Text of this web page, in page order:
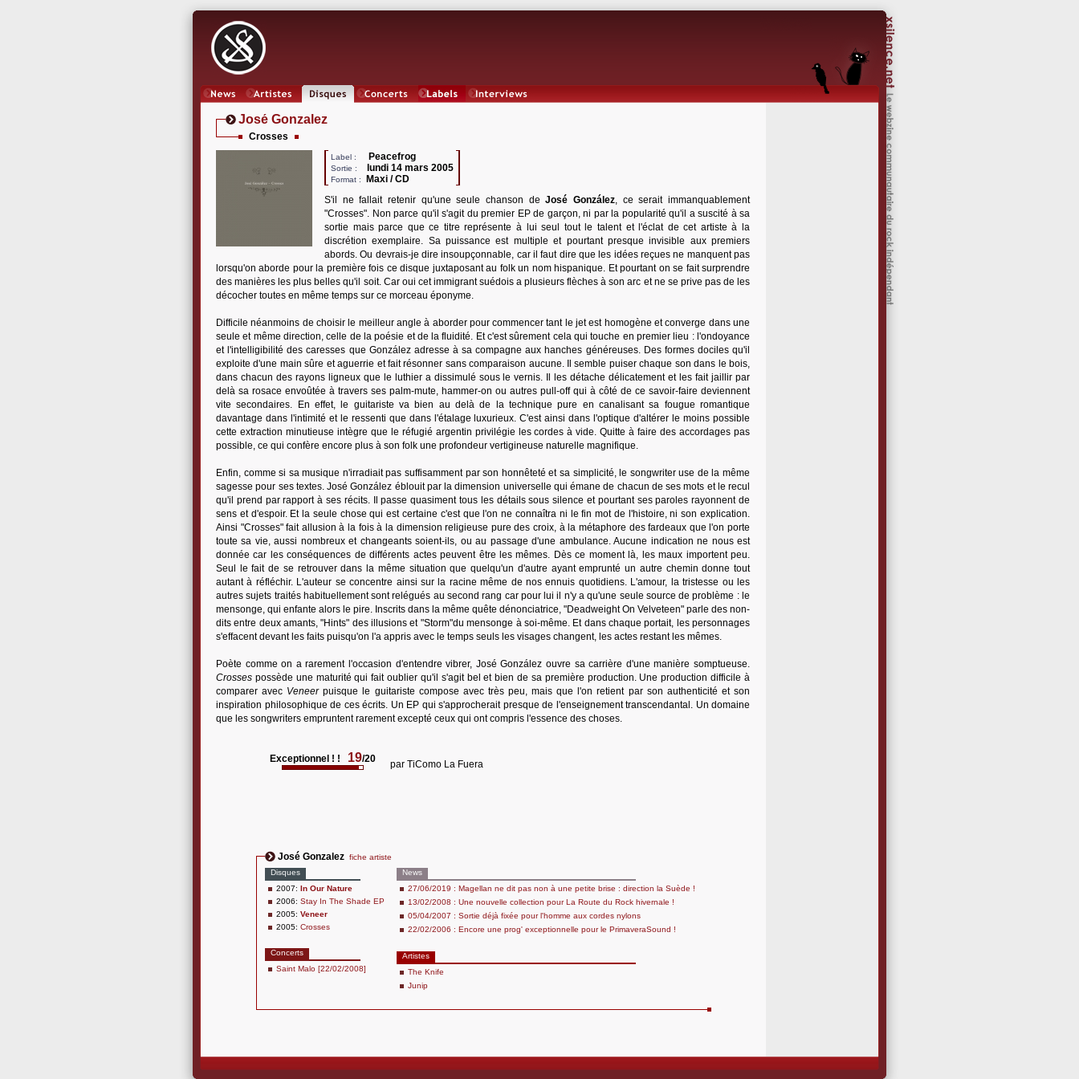
José Gonzalez
Crosses
Label : Peacefrog
Sortie : lundi 14 mars 2005
Format :
Maxi / CD
S'il ne fallait retenir qu'une seule chanson deJosé González, ce serait immanquablement
"Crosses". Non parce qu'il s'agit du premier EP de garçon, ni par la popularité qu'il a suscité à sa
sortie mais parce que ce titre représente à lui seul tout le talent et l'éclat de cet artiste à la
discrétion exemplaire. Sa puissance est multiple et pourtant presque invisible aux premiers
abords. Ou devrais-je dire insoupçonnable, car il faut dire que les idées reçues ne manquent pas
lorsqu'on aborde pour la première fois ce disque juxtaposant au folk un nom hispanique. Et pourtant on se fait surprendre
des manières les plus belles qu'il soit. Car oui cet immigrant suédois a plusieurs flèches à son arc et ne se prive pas de les
décocher toutes en même temps sur ce morceau éponyme.
Difficile néanmoins de choisir le meilleur angle à aborder pour commencer tant le jet est homogène et converge dans une
seule et même direction, celle de la poésie et de la fluidité. Et c'est sûrement cela qui touche en premier lieu : l'ondoyance
et l'intelligibilité des caresses que González adresse à sa compagne aux hanches généreuses. Des formes dociles qu'il
exploite d'une main sûre et aguerrie et fait résonner sans comparaison aucune. Il semble puiser chaque son dans le bois,
dans chacun des rayons ligneux que le luthier a dissimulé sous le vernis. Il les détache délicatement et les fait jaillir par
delà sa rosace envoûtée à travers ses palm-mute, hammer-on ou autres pull-off qui à côté de ce savoir-faire deviennent
vite secondaires. En effet, le guitariste va bien au delà de la technique pure en canalisant sa fougue romantique
davantage dans l'intimité et le ressenti que dans l'étalage luxurieux. C'est ainsi dans l'optique d'altérer le moins possible
cette extraction minutieuse intègre que le réfugié argentin privilégie les cordes à vide. Quitte à faire des accordages pas
possible, ce qui confère encore plus à son folk une profondeur vertigineuse naturelle magnifique.
Enfin, comme si sa musique n'irradiait pas suffisamment par son honnêteté et sa simplicité, le songwriter use de la même
sagesse pour ses textes. José González éblouit par la dimension universelle qui émane de chacun de ses mots et le recul
qu'il prend par rapport à ses récits. Il passe quasiment tous les détails sous silence et pourtant ses paroles rayonnent de
sens et d'espoir. Et la seule chose qui est certaine c'est que l'on ne connaîtra ni le fin mot de l'histoire, ni son explication.
Ainsi "Crosses" fait allusion à la fois à la dimension religieuse pure des croix, à la métaphore des fardeaux que l'on porte
toute sa vie, aussi nombreux et changeants soient-ils, ou au passage d'une ambulance. Aucune indication ne nous est
donnée car les conséquences de différents actes peuvent être les mêmes. Dès ce moment là, les maux importent peu.
Seul le fait de se retrouver dans la même situation que quelqu'un d'autre ayant emprunté un autre chemin donne tout
autant à réfléchir. L'auteur se concentre ainsi sur la racine même de nos ennuis quotidiens. L'amour, la tristesse ou les
autres sujets traités habituellement sont relégués au second rang car pour lui il n'y a qu'une seule source de problème : le
mensonge, qui enfante alors le pire. Inscrits dans la même quête dénonciatrice, "Deadweight On Velveteen" parle des non-
dits entre deux amants, "Hints" des illusions et "Storm"du mensonge à soi-même. Et dans chaque portait, les personnages
s'effacent devant les faits puisqu'on l'a appris avec le temps seuls les visages changent, les actes restant les mêmes.
Poète comme on a rarement l'occasion d'entendre vibrer, José González ouvre sa carrière d'une manière somptueuse.
Crosses possède une maturité qui fait oublier qu'il s'agit bel et bien de sa première production. Une production difficile à
comparer avec Veneerpuisque le guitariste compose avec très peu, mais que l'on retient par son authenticité et son
inspiration philosophique de ces écrits. Un EP qui s'approcherait presque de l'enseignement transcendantal. Un domaine
que les songwriters empruntent rarement excepté ceux qui ont compris l'essence des choses.
Exceptionnel ! ! 19/20 par TiComo La Fuera
José Gonzalez fiche artiste
Disques
2007: In Our Nature
2006: Stay In The Shade EP
2005: Veneer
2005: Crosses
Concerts
Saint Malo [22/02/2008]
News
27/06/2019 : Magellan ne dit pas non à une petite brise : direction la Suède !
13/02/2008 : Une nouvelle collection pour La Route du Rock hivernale !
05/04/2007 : Sortie déjà fixée pour l'homme aux cordes nylons
22/02/2006 : Encore une prog' exceptionnelle pour le PrimaveraSound !
Artistes
The Knife
Junip